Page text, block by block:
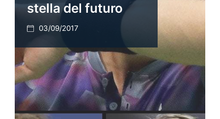
stella del futuro
03/09/2017